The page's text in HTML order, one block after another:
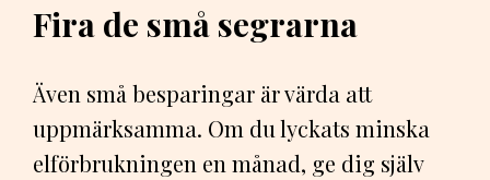
Fira de små segrarna
Även små besparingar är värda att
uppmärksamma. Om du lyckats minska
elförbrukningen en månad, ge dig själv